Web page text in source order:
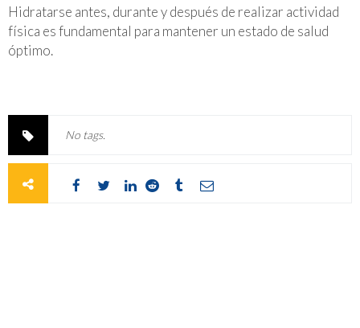
Hidratarse antes, durante y después de realizar actividad
física es fundamental para mantener un estado de salud
óptimo.
No tags.